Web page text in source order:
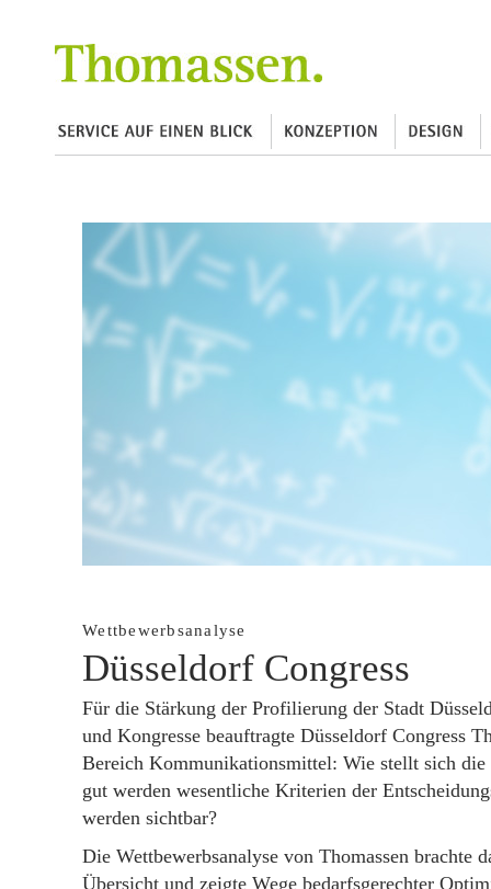
Thomassen Kommunikation und
Design
Wettbewerbsanalyse
Düsseldorf Congress
Für die Stärkung der Profilierung der Stadt
und Kongresse beauftragte Düsseldorf Congress
Bereich Kommunikationsmittel: Wie stellt sich
gut werden wesentliche Kriterien der
werden sichtbar?
Die Wettbewerbsanalyse von Thomassen brachte
Übersicht und zeigte Wege bedarfsgerechter